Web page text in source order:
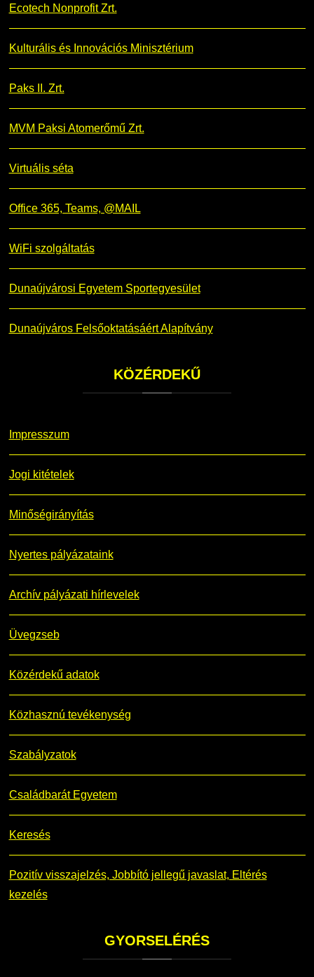
Ecotech Nonprofit Zrt.
Kulturális és Innovációs Minisztérium
Paks II. Zrt.
MVM Paksi Atomerőmű Zrt.
Virtuális séta
Office 365, Teams, @MAIL
WiFi szolgáltatás
Dunaújvárosi Egyetem Sportegyesület
Dunaújváros Felsőoktatásáért Alapítvány
KÖZÉRDEKŰ
Impresszum
Jogi kitételek
Minőségirányítás
Nyertes pályázataink
Archív pályázati hírlevelek
Üvegzseb
Közérdekű adatok
Közhasznú tevékenység
Szabályzatok
Családbarát Egyetem
Keresés
Pozitív visszajelzés, Jobbító jellegű javaslat, Eltérés
kezelés
GYORSELÉRÉS